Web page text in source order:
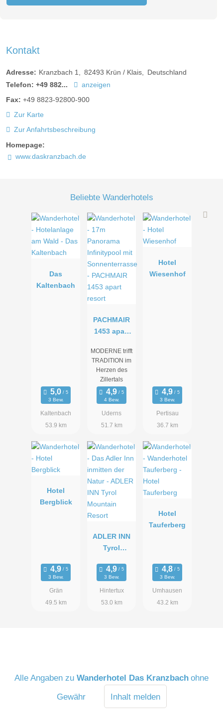
Kontakt
Adresse: Kranzbach 1 82493 Krün / Klais
Deutschland
Telefon: +49 882...
anzeigen
Fax: +49 8823-92800-900
Zur Karte
Zur Anfahrtsbeschreibung
Homepage:
www.daskranzbach.de
Beliebte Wanderhotels
Das
Kaltenbach
3 Bew.
Kaltenbach
53.9 km
PACHMAIR
1453 apart
MODERNE trifft
TRADITION im
Herzen des
Zillertals
4 Bew.
Uderns
51.7 km
Hotel
Wiesenhof
3 Bew.
Pertisau
36.7 km
Hotel
Bergblick
3 Bew.
Grän
49.5 km
ADLER INN
Tyrol
Resort
3 Bew.
Hintertux
53.0 km
Hotel
Tauferberg
3 Bew.
Umhausen
43.2 km
Alle Angaben zu Wanderhotel Das Kranzbach ohne
Gewähr
Inhalt melden